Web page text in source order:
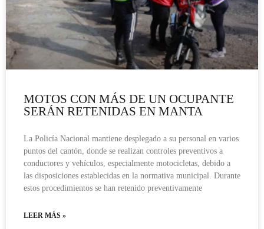
MOTOS CON MÁS DE UN OCUPANTE
SERÁN RETENIDAS EN MANTA
La Policía Nacional mantiene desplegado a su personal en varios
puntos del cantón, donde se realizan controles preventivos a
conductores y vehículos, especialmente motocicletas, debido a
las disposiciones establecidas en la normativa municipal. Durante
estos procedimientos se han retenido preventivamente
LEER MÁS »